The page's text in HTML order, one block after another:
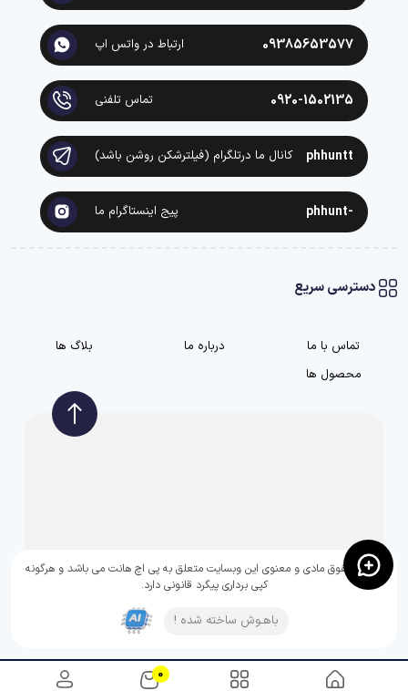
0
09385653577 ارتباط در واتس اپ
0920-1502135 تماس تلفنی
phhuntt کانال ما درتلگرام (فیلترشکن روشن باشد)
-phhunt پیج اینستاگرام ما
دسترسی سریع
تماس با ما درباره ما
بلاگ ها
محصول ها
تمامی حقوق مادی و معنوی این وبسایت متعلق به پی اچ هانت می باشد و هرگونه
کپی برداری پیگرد قانونی دارد.
باهـوش ساخته شده !